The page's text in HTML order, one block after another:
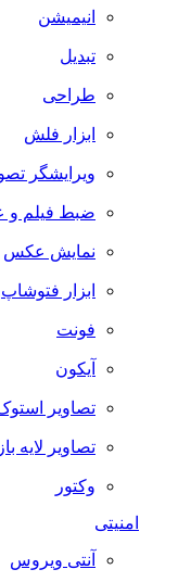
انیمیشن
تبدیل
طراحی
ابزار فلش
ویرایشگر تصویر
ضبط فيلم و عكس
نمایش عکس
ابزار فتوشاپ
فونت
آیکون
تصاویر استوک
تصاویر لایه باز
وکتور
امنیتی
آنتی ویروس